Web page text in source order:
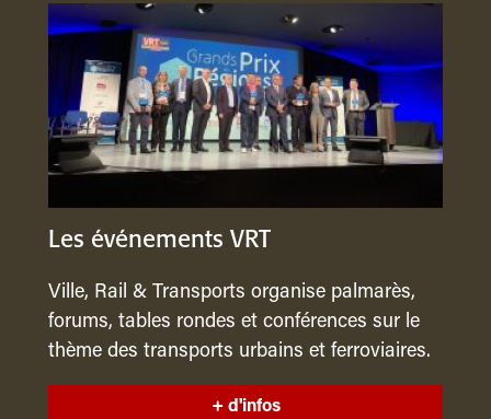
Les événements VRT
Ville, Rail & Transports organise palmarès,
forums, tables rondes et conférences sur le
thème des transports urbains et ferroviaires.
+ d'infos